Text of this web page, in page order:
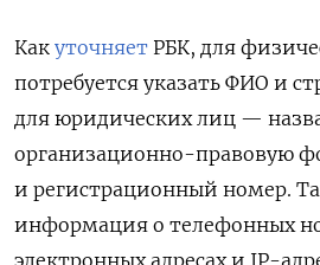
Как уточняет РБК, для
потребуется указать ФИО и
для юридических лиц —
организационно-правовую
и регистрационный номер.
информация о телефонных